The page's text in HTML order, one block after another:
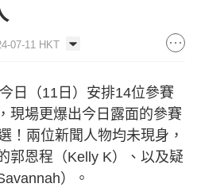
07-11 HKT
日（11日）安排14位參賽
現場更爆出今日露面的參賽
！兩位新聞人物均未現身，
郭恩程（Kelly K）、以及疑
）。